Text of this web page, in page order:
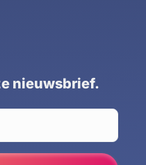
nieuwsbrief.